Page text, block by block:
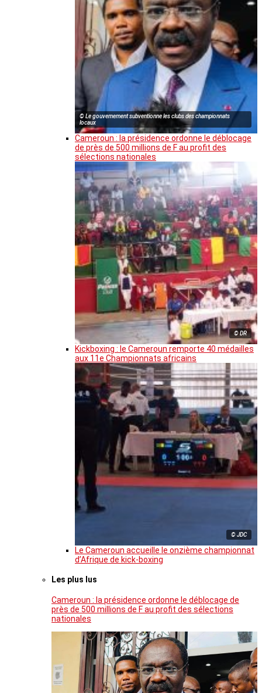
© Le gouvernement subventionne les clubs des championnats
locaux
Cameroun : la présidence ordonne le déblocage
de près de 500 millions de F au profit des
sélections nationales
© DR
Kickboxing : le Cameroun remporte 40 médailles
aux 11e Championnats africains
© JDC
Le Cameroun accueille le onzième championnat
d’Afrique de kick-boxing
Les plus lus
Cameroun : la présidence ordonne le déblocage de
près de 500 millions de F au profit des sélections
nationales